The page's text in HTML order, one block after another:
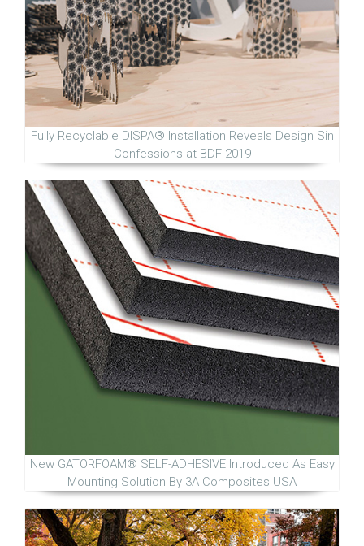
Fully Recyclable DISPA® Installation Reveals Design Sin
Confessions at BDF 2019
New GATORFOAM® SELF-ADHESIVE Introduced As Easy
Mounting Solution By 3A Composites USA